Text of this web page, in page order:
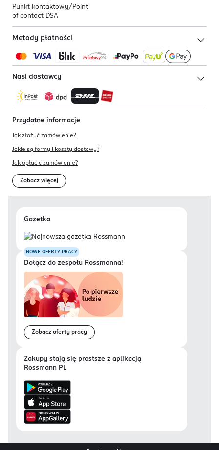
Punkt kontaktowy/ Point
of contact DSA
Metody płatności
Nasi dostawcy
Przydatne informacje
Jak złożyć zamówienie?
Jakie są formy i koszty dostawy?
Jak opłacić zamówienie?
Zobacz więcej
Gazetka
NOWE OFERTY PRACY
Dołącz do zespołu Rossmanna!
Zobacz oferty pracy
Zakupy stają się prostsze z aplikacją
Rossmann PL